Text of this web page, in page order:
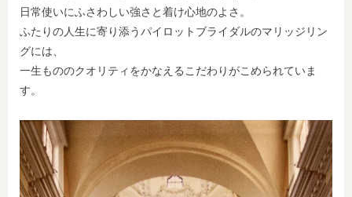
日常使いにふさわしい強さと着け心地のよさ。
ふたりの人生に寄り添うパイロットブライダルのマリッジリン
グには、
一生もののクオリティをかなえるこだわりがこめられていま
す。